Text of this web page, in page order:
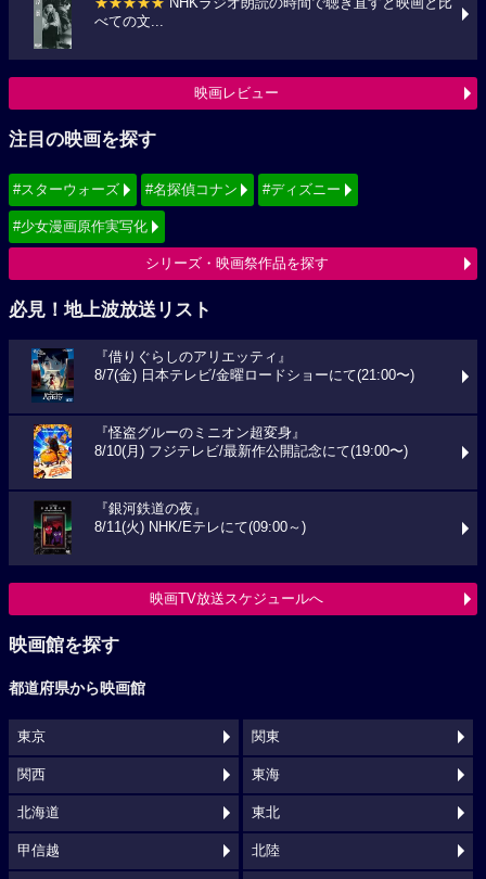
★★★★★ NHKラジオ朗読の時間で聴き直すと映画と比
べての文...
映画レビュー
注目の映画を探す
#スターウォーズ #名探偵コナン #ディズニー
#少女漫画原作実写化
シリーズ・映画祭作品を探す
必見！地上波放送リスト
『借りぐらしのアリエッティ』
8/7(金) 日本テレビ/金曜ロードショーにて(21:00〜)
『怪盗グルーのミニオン超変身』
8/10(月) フジテレビ/最新作公開記念にて(19:00〜)
『銀河鉄道の夜』
8/11(火) NHK/Eテレにて(09:00～)
映画TV放送スケジュールへ
映画館を探す
都道府県から映画館
東京 関東
関西 東海
北海道 東北
甲信越 北陸